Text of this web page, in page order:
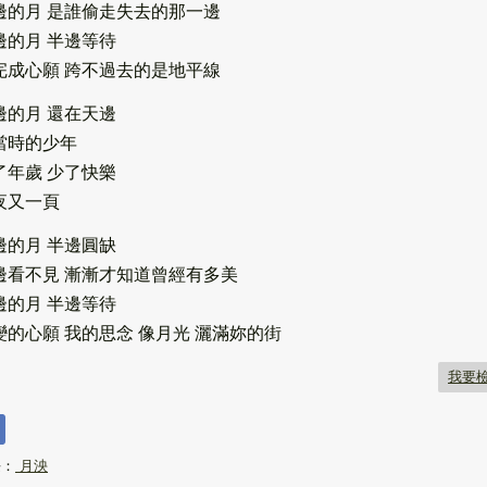
的月 是誰偷走失去的那一邊
的月 半邊等待
成心願 跨不過去的是地平線
的月 還在天邊
時的少年
年歲 少了快樂
又一頁
的月 半邊圓缺
看不見 漸漸才知道曾經有多美
的月 半邊等待
的心願 我的思念 像月光 灑滿妳的街
我要
月泱